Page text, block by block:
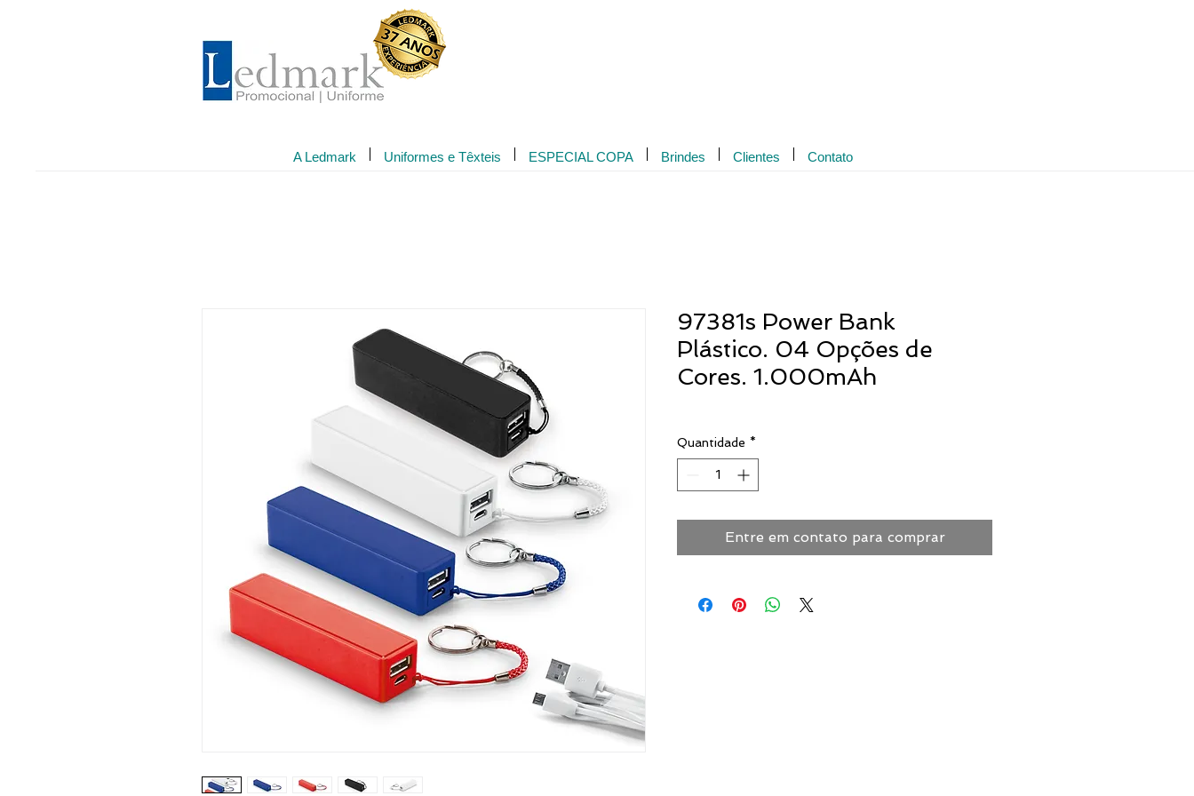
A Ledmark Uniformes e Têxteis ESPECIAL COPA Brindes Clientes Contato
97381s Power Bank
Plástico. 04 Opções de
Cores. 1.000mAh
Quantidade *
Entre em contato para comprar